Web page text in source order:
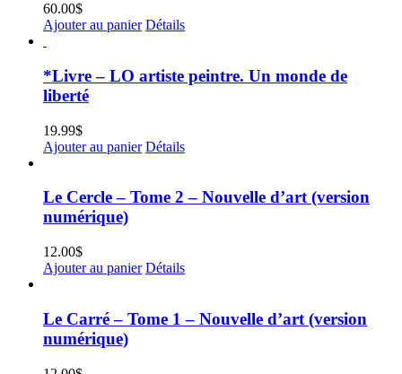
60.00$
Ajouter au panier Détails
*Livre – LO artiste peintre. Un monde de
liberté
19.99$
Ajouter au panier Détails
Le Cercle – Tome 2 – Nouvelle d’art (version
numérique)
12.00$
Ajouter au panier Détails
Le Carré – Tome 1 – Nouvelle d’art (version
numérique)